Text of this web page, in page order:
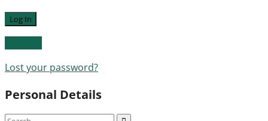
Lost your password?
Personal Details